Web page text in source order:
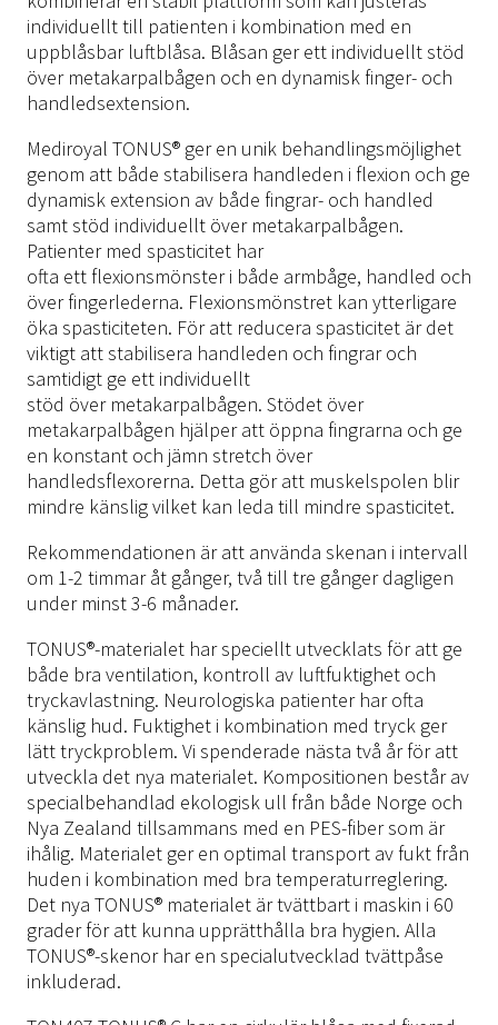
individuellt till patienten i kombination med en
uppblåsbar luftblåsa. Blåsan ger ett individuellt stöd
över metakarpalbågen och en dynamisk finger- och
handledsextension.
Mediroyal TONUS® ger en unik behandlingsmöjlighet
genom att både stabilisera handleden i flexion och ge
dynamisk extension av både fingrar- och handled
samt stöd individuellt över metakarpalbågen.
Patienter med spasticitet har
ofta ett flexionsmönster i både armbåge, handled och
över fingerlederna. Flexionsmönstret kan ytterligare
öka spasticiteten. För att reducera spasticitet är det
viktigt att stabilisera handleden och fingrar och
samtidigt ge ett individuellt
stöd över metakarpalbågen. Stödet över
metakarpalbågen hjälper att öppna fingrarna och ge
en konstant och jämn stretch över
handledsflexorerna. Detta gör att muskelspolen blir
mindre känslig vilket kan leda till mindre spasticitet.
Rekommendationen är att använda skenan i intervall
om 1-2 timmar åt gånger, två till tre gånger dagligen
under minst 3-6 månader.
TONUS®-materialet har speciellt utvecklats för att ge
både bra ventilation, kontroll av luftfuktighet och
tryckavlastning. Neurologiska patienter har ofta
känslig hud. Fuktighet i kombination med tryck ger
lätt tryckproblem. Vi spenderade nästa två år för att
utveckla det nya materialet. Kompositionen består av
specialbehandlad ekologisk ull från både Norge och
Nya Zealand tillsammans med en PES-fiber som är
ihålig. Materialet ger en optimal transport av fukt från
huden i kombination med bra temperaturreglering.
Det nya TONUS® materialet är tvättbart i maskin i 60
grader för att kunna upprätthålla bra hygien. Alla
TONUS®-skenor har en specialutvecklad tvättpåse
inkluderad.